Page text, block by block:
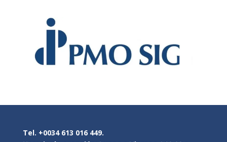
Tel. +0034 613 016 449.